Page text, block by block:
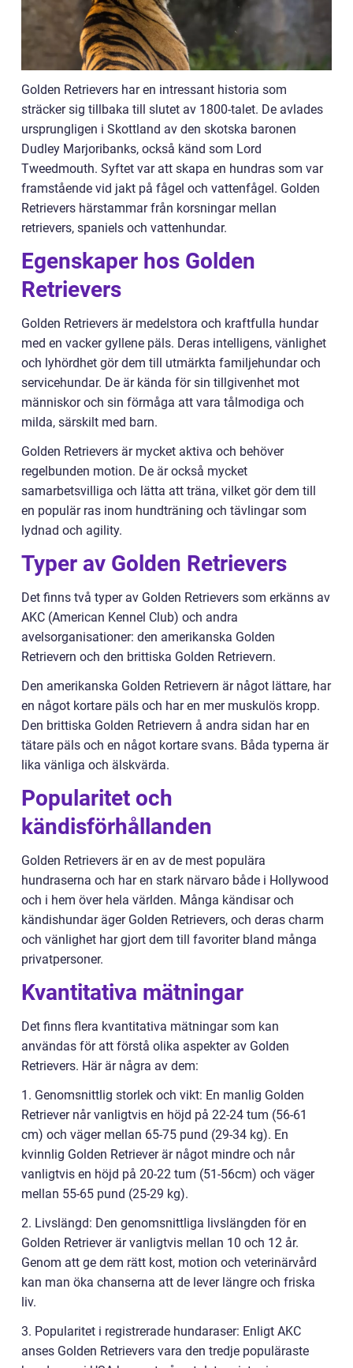
Golden Retrievers har en intressant historia som
sträcker sig tillbaka till slutet av 1800-talet. De avlades
ursprungligen i Skottland av den skotska baronen
Dudley Marjoribanks, också känd som Lord
Tweedmouth. Syftet var att skapa en hundras som var
framstående vid jakt på fågel och vattenfågel. Golden
Retrievers härstammar från korsningar mellan
retrievers, spaniels och vattenhundar.
Egenskaper hos Golden
Retrievers
Golden Retrievers är medelstora och kraftfulla hundar
med en vacker gyllene päls. Deras intelligens, vänlighet
och lyhördhet gör dem till utmärkta familjehundar och
servicehundar. De är kända för sin tillgivenhet mot
människor och sin förmåga att vara tålmodiga och
milda, särskilt med barn.
Golden Retrievers är mycket aktiva och behöver
regelbunden motion. De är också mycket
samarbetsvilliga och lätta att träna, vilket gör dem till
en populär ras inom hundträning och tävlingar som
lydnad och agility.
Typer av Golden Retrievers
Det finns två typer av Golden Retrievers som erkänns av
AKC (American Kennel Club) och andra
avelsorganisationer: den amerikanska Golden
Retrievern och den brittiska Golden Retrievern.
Den amerikanska Golden Retrievern är något lättare, har
en något kortare päls och har en mer muskulös kropp.
Den brittiska Golden Retrievern å andra sidan har en
tätare päls och en något kortare svans. Båda typerna är
lika vänliga och älskvärda.
Popularitet och
kändisförhållanden
Golden Retrievers är en av de mest populära
hundraserna och har en stark närvaro både i Hollywood
och i hem över hela världen. Många kändisar och
kändishundar äger Golden Retrievers, och deras charm
och vänlighet har gjort dem till favoriter bland många
privatpersoner.
Kvantitativa mätningar
Det finns flera kvantitativa mätningar som kan
användas för att förstå olika aspekter av Golden
Retrievers. Här är några av dem:
1. Genomsnittlig storlek och vikt: En manlig Golden
Retriever når vanligtvis en höjd på 22-24 tum (56-61
cm) och väger mellan 65-75 pund (29-34 kg). En
kvinnlig Golden Retriever är något mindre och når
vanligtvis en höjd på 20-22 tum (51-56cm) och väger
mellan 55-65 pund (25-29 kg).
2. Livslängd: Den genomsnittliga livslängden för en
Golden Retriever är vanligtvis mellan 10 och 12 år.
Genom att ge dem rätt kost, motion och veterinärvård
kan man öka chanserna att de lever längre och friska
liv.
3. Popularitet i registrerade hundaraser: Enligt AKC
anses Golden Retrievers vara den tredje populäraste